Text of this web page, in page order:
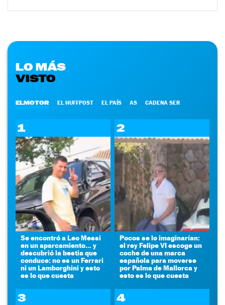
LO MÁS
VISTO
ELMOTOR EL HUFFPOST EL PAÍS AS CADENA SER
1
Se encontró a Leo Messi
en un aparcamiento... y
descubrió la bestia que
conduce: no es un Ferrari
ni un Lamborghini y esto
es lo que cuesta
2
Pocos se lo imaginarían:
el rey Felipe VI escoge un
coche de una marca
española para moverse
por Palma de Mallorca y
esto es lo que cuesta
3 4